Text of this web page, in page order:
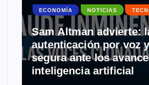
ECONOMÍA NOTICIAS
Sam Altman advierte:
autenticación por voz
segura ante los
inteligencia artificial